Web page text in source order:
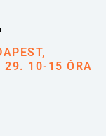
29. 10-15 ÓRA